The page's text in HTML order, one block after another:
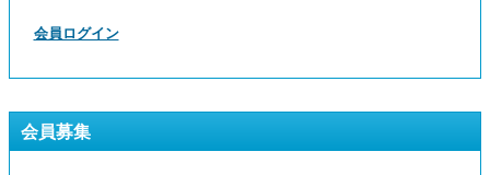
会員ログイン
会員募集